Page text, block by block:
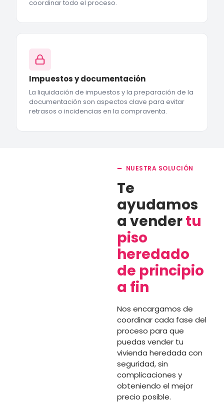
coordinar todo el proceso.
Impuestos y documentación
La liquidación de impuestos y la preparación de la
documentación son aspectos clave para evitar
retrasos o incidencias en la compraventa.
NUESTRA SOLUCIÓN
Te
ayudamos
a vendertu
piso
heredado
de principio
a fin
Nos encargamos de
coordinar cada fase del
proceso para que
puedas vender tu
vivienda heredada con
seguridad, sin
complicaciones y
obteniendo el mejor
precio posible.